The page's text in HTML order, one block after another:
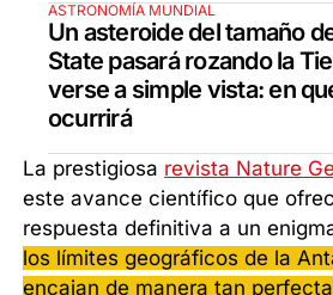
ASTRONOMÍA MUNDIAL
Un asteroide del tamaño
State pasará rozando la
verse a simple vista: en
ocurrirá
La prestigiosa revista Nature
este avance científico que
respuesta definitiva a un
los límites geográficos de la
encajan de manera tan perfecta